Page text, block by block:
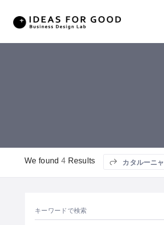
We found 4 Results カタルーニャ
キーワードで検索